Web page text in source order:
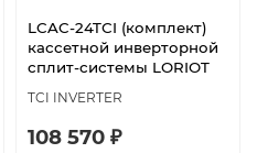
LCAC-24TСI (комплект)
кассетной инверторной
сплит-системы LORIOT
TCI INVERTER
108 570 ₽